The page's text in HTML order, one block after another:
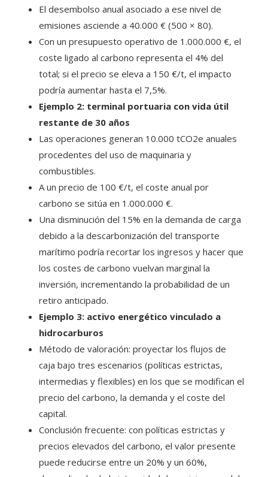
El desembolso anual asociado a ese nivel de
emisiones asciende a 40.000 € (500 × 80).
Con un presupuesto operativo de 1.000.000 €, el
coste ligado al carbono representa el 4% del
total; si el precio se eleva a 150 €/t, el impacto
podría aumentar hasta el 7,5%.
Ejemplo 2: terminal portuaria con vida útil
restante de 30 años
Las operaciones generan 10.000 tCO2e anuales
procedentes del uso de maquinaria y
combustibles.
A un precio de 100 €/t, el coste anual por
carbono se sitúa en 1.000.000 €.
Una disminución del 15% en la demanda de carga
debido a la descarbonización del transporte
marítimo podría recortar los ingresos y hacer que
los costes de carbono vuelvan marginal la
inversión, incrementando la probabilidad de un
retiro anticipado.
Ejemplo 3: activo energético vinculado a
hidrocarburos
Método de valoración: proyectar los flujos de
caja bajo tres escenarios (políticas estrictas,
intermedias y flexibles) en los que se modifican el
precio del carbono, la demanda y el coste del
capital.
Conclusión frecuente: con políticas estrictas y
precios elevados del carbono, el valor presente
puede reducirse entre un 20% y un 60%,